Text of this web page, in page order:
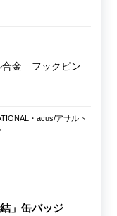
合金 フックピン
・acus/アサルト
」缶バッジ